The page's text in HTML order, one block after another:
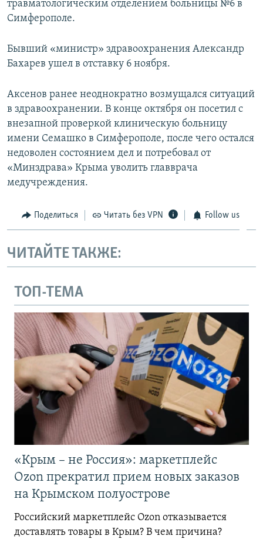
травматологическим отделением больницы №6 в
Симферополе.
Бывший «министр» здравоохранения Александр
Бахарев ушел в отставку 6 ноября.
Аксенов ранее неоднократно возмущался ситуаций
в здравоохранении. В конце октября он посетил с
внезапной проверкой клиническую больницу
имени Семашко в Симферополе, после чего остался
недоволен состоянием дел и потребовал от
«Минздрава» Крыма уволить главврача
медучреждения.
Поделиться Читать без VPN Follow us
ЧИТАЙТЕ ТАКЖЕ:
ТОП-ТЕМА
«Крым – не Россия»: маркетплейс
Ozon прекратил прием новых заказов
на Крымском полуострове
Российский маркетплейс Ozon отказывается
доставлять товары в Крым? В чем причина?